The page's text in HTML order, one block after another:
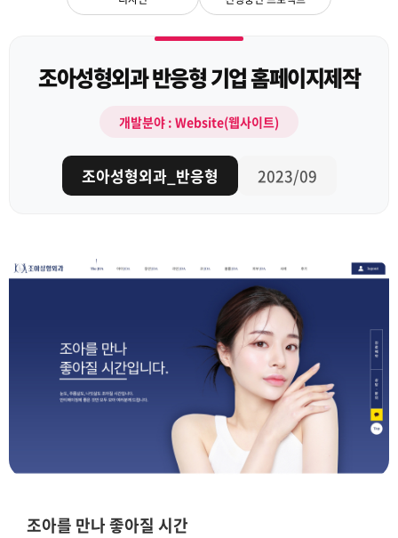
조아성형외과 반응형 기업 홈페이지제작
개발분야 : Website(웹사이트)
조아성형외과_반응형 2023/09
조아를 만나 좋아질 시간